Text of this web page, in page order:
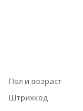
Пол и возраст
Штрихкод